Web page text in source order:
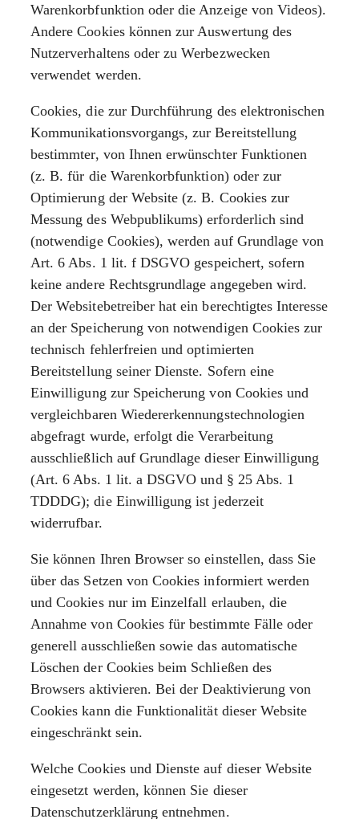
Warenkorbfunktion oder die Anzeige von Videos).
Andere Cookies können zur Auswertung des
Nutzerverhaltens oder zu Werbezwecken
verwendet werden.
Cookies, die zur Durchführung des elektronischen
Kommunikationsvorgangs, zur Bereitstellung
bestimmter, von Ihnen erwünschter Funktionen
(z. B. für die Warenkorbfunktion) oder zur
Optimierung der Website (z. B. Cookies zur
Messung des Webpublikums) erforderlich sind
(notwendige Cookies), werden auf Grundlage von
Art. 6 Abs. 1 lit. f DSGVO gespeichert, sofern
keine andere Rechtsgrundlage angegeben wird.
Der Websitebetreiber hat ein berechtigtes Interesse
an der Speicherung von notwendigen Cookies zur
technisch fehlerfreien und optimierten
Bereitstellung seiner Dienste. Sofern eine
Einwilligung zur Speicherung von Cookies und
vergleichbaren Wiedererkennungstechnologien
abgefragt wurde, erfolgt die Verarbeitung
ausschließlich auf Grundlage dieser Einwilligung
(Art. 6 Abs. 1 lit. a DSGVO und § 25 Abs. 1
TDDDG); die Einwilligung ist jederzeit
widerrufbar.
Sie können Ihren Browser so einstellen, dass Sie
über das Setzen von Cookies informiert werden
und Cookies nur im Einzelfall erlauben, die
Annahme von Cookies für bestimmte Fälle oder
generell ausschließen sowie das automatische
Löschen der Cookies beim Schließen des
Browsers aktivieren. Bei der Deaktivierung von
Cookies kann die Funktionalität dieser Website
eingeschränkt sein.
Welche Cookies und Dienste auf dieser Website
eingesetzt werden, können Sie dieser
Datenschutzerklärung entnehmen.